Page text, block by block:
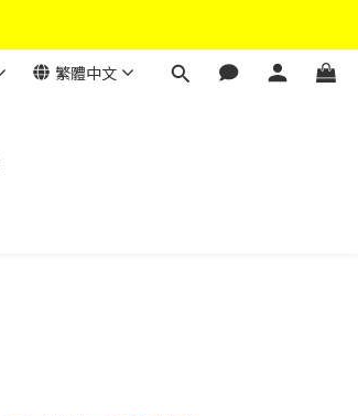
繁體中文